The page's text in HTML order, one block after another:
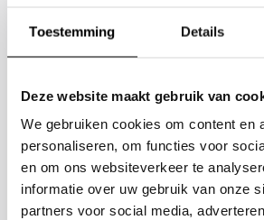
Toestemming Details
Deze website maakt gebruik van
We gebruiken cookies om content en
personaliseren, om functies voor
en om ons websiteverkeer te
informatie over uw gebruik van onze
partners voor social media,
voor dagelijks gebruik. Of je nu
afspraak of gewoon de deur uitgaat
dag, deze tas zorgt ervoor dat je alles
binnen handbereik hebt – en dat in
Specificaties